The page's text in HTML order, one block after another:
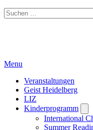
Suchen
nach:
Menu
Veranstaltungen
Geist Heidelberg
LIZ
Kinderprogramm
International
Summer